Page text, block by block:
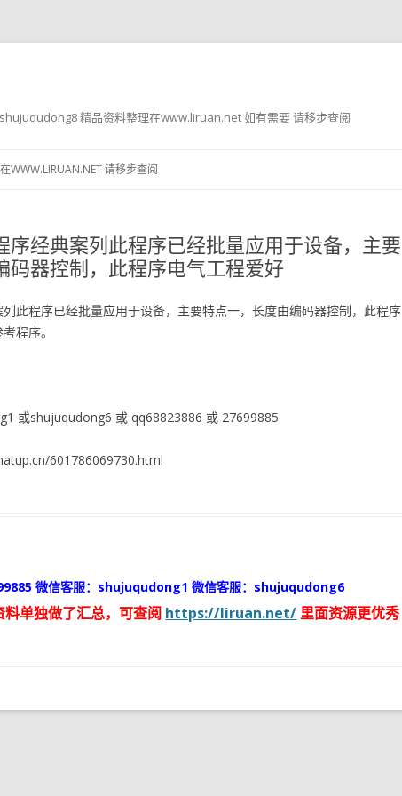
精品资料整理在www.liruan.net 如有需要 请移步查阅
WWW.LIRUAN.NET 请移步查阅
序经典案列此程序已经批量应用于设备，主要
码器控制，此程序电气工程爱好
此程序已经批量应用于设备，主要特点一，长度由编码器控制，此程序
程序。
或shujuqudong6 或 qq68823886 或 27699885
601786069730.html
微信客服：shujuqudong1 微信客服：shujuqudong6
单独做了汇总，可查阅 https://liruan.net/ 里面资源更优秀